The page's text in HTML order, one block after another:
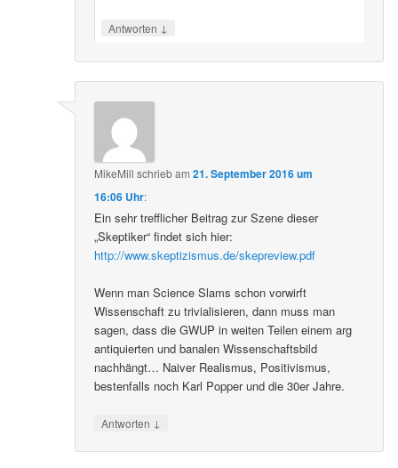
Antworten ↓
MikeMill schriebam21. September 2016 um
16:06 Uhr:
Ein sehr trefflicher Beitrag zur Szene dieser
„Skeptiker“ findet sich hier:
http://www.skeptizismus.de/skepreview.pdf
Wenn man Science Slams schon vorwirft
Wissenschaft zu trivialisieren, dann muss man
sagen, dass die GWUP in weiten Teilen einem arg
antiquierten und banalen Wissenschaftsbild
nachhängt… Naiver Realismus, Positivismus,
bestenfalls noch Karl Popper und die 30er Jahre.
Antworten ↓